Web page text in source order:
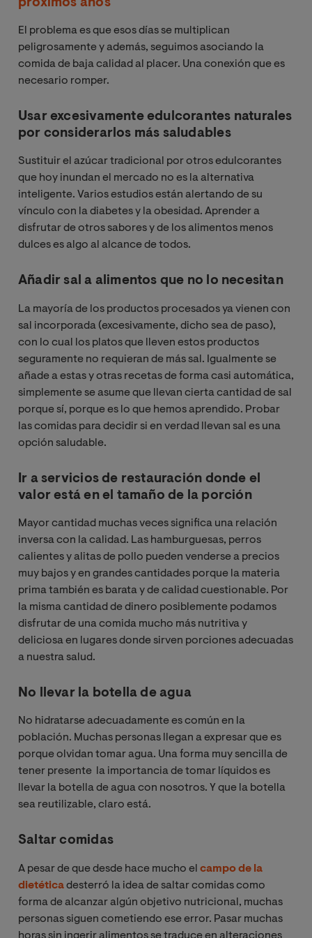
próximos años
El problema es que esos días se multiplican
peligrosamente y además, seguimos asociando la
comida de baja calidad al placer. Una conexión que es
necesario romper.
Usar excesivamente edulcorantes naturales
por considerarlos más saludables
Sustituir el azúcar tradicional por otros edulcorantes
que hoy inundan el mercado no es la alternativa
inteligente. Varios estudios están alertando de su
vínculo con la diabetes y la obesidad. Aprender a
disfrutar de otros sabores y de los alimentos menos
dulces es algo al alcance de todos.
Añadir sal a alimentos que no lo necesitan
La mayoría de los productos procesados ya vienen con
sal incorporada (excesivamente, dicho sea de paso),
con lo cual los platos que lleven estos productos
seguramente no requieran de más sal. Igualmente se
añade a estas y otras recetas de forma casi automática,
simplemente se asume que llevan cierta cantidad de sal
porque sí, porque es lo que hemos aprendido. Probar
las comidas para decidir si en verdad llevan sal es una
opción saludable.
Ir a servicios de restauración donde el
valor está en el tamaño de la porción
Mayor cantidad muchas veces significa una relación
inversa con la calidad. Las hamburguesas, perros
calientes y alitas de pollo pueden venderse a precios
muy bajos y en grandes cantidades porque la materia
prima también es barata y de calidad cuestionable. Por
la misma cantidad de dinero posiblemente podamos
disfrutar de una comida mucho más nutritiva y
deliciosa en lugares donde sirven porciones adecuadas
a nuestra salud.
No llevar la botella de agua
No hidratarse adecuadamente es común en la
población. Muchas personas llegan a expresar que es
porque olvidan tomar agua. Una forma muy sencilla de
tener presente la importancia de tomar líquidos es
llevar la botella de agua con nosotros. Y que la botella
sea reutilizable, claro está.
Saltar comidas
A pesar de que desde hace mucho el campo de la
dietéticadesterró la idea de saltar comidas como
forma de alcanzar algún objetivo nutricional, muchas
personas siguen cometiendo ese error. Pasar muchas
horas sin ingerir alimentos se traduce en alteraciones